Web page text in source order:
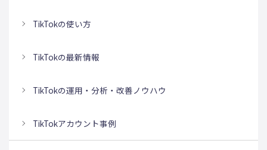
TikTokの使い方
TikTokの最新情報
TikTokの運用・分析・改善ノウハウ
TikTokアカウント事例